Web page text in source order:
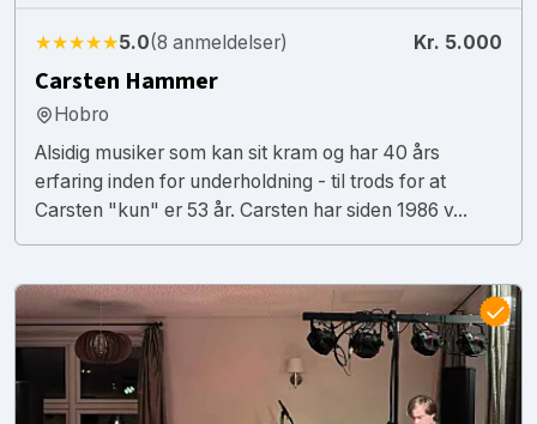
★★★★★5.0(8 anmeldelser) Kr. 5.000
Carsten Hammer
Hobro
Alsidig musiker som kan sit kram og har 40 års
erfaring inden for underholdning - til trods for at
Carsten "kun" er 53 år. Carsten har siden 1986 v...